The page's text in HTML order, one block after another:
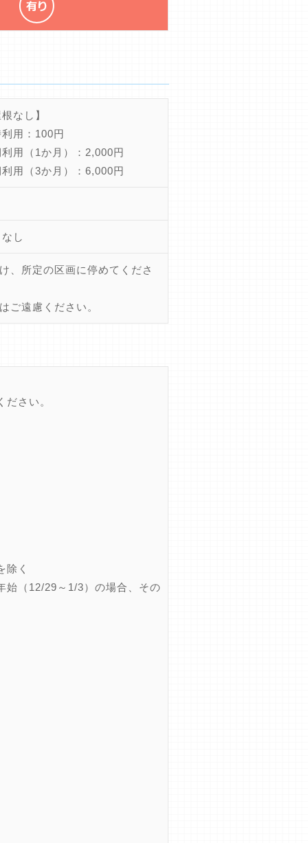
なし】
用：100円
用（1か月）：2,000円
用（3か月）：6,000円
し
、所定の区画に停めてくださ
ご遠慮ください。
さい。
除く
始（12/29～1/3）の場合、その